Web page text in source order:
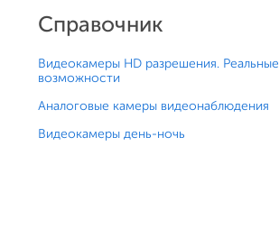
Справочник
Видеокамеры HD разрешения. Реальные
возможности
Аналоговые камеры видеонаблюдения
Видеокамеры день-ночь